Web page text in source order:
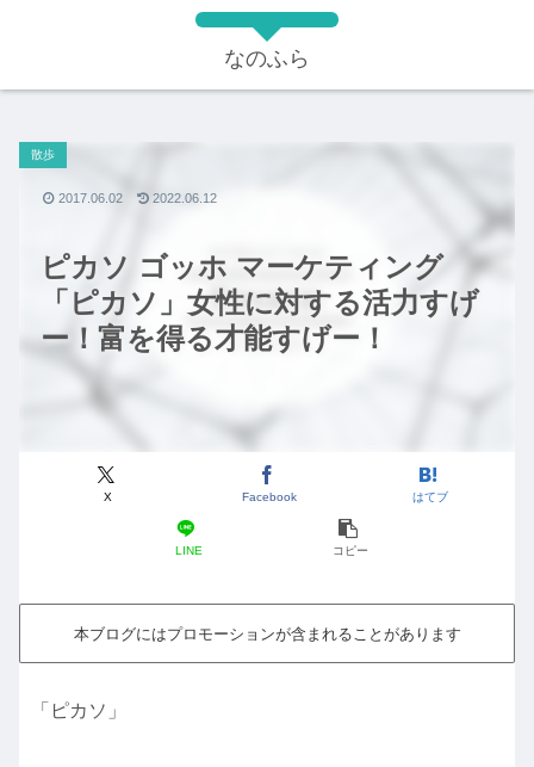
なのふら
ピカソ ゴッホ マーケティング
「ピカソ」女性に対する活力すげ
ー！富を得る才能すげー！
散歩
X Facebook はてブ
LINE コピー
2017.06.02 2022.06.12
本ブログにはプロモーションが含まれることがあります
「ピカソ」